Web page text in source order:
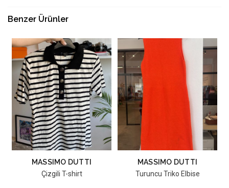
Benzer Ürünler
MASSIMO DUTTI
Çizgili T-shirt
MASSIMO DUTTI
Turuncu Triko Elbise